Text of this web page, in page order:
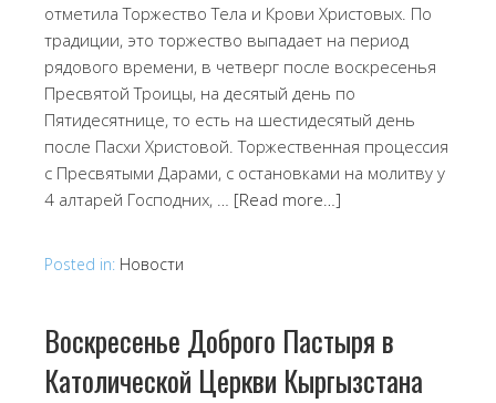
отметила Торжество Тела и Крови Христовых. По
традиции, это торжество выпадает на период
рядового времени, в четверг после воскресенья
Пресвятой Троицы, на десятый день по
Пятидесятнице, то есть на шестидесятый день
после Пасхи Христовой. Торжественная процессия
с Пресвятыми Дарами, с остановками на молитву у
4 алтарей Господних, … [Read more…]
Posted in: Новости
Воскресенье Доброго Пастыря в
Католической Церкви Кыргызстана